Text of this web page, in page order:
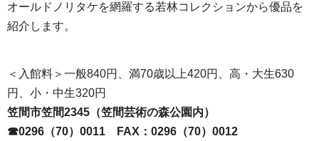
オールドノリタケを網羅する若林コレクションから優品を
紹介します。
＜入館料＞一般840円、満70歳以上420円、高・大生630
円、小・中生320円
笠間市笠間2345（笠間芸術の森公園内）
☎0296（70）0011
FAX ：0296（70）0012